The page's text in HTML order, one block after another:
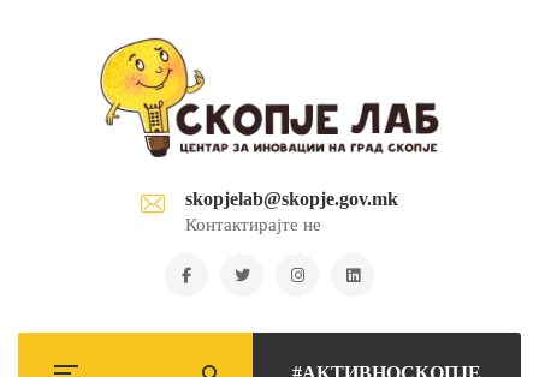
skopjelab@skopje.gov.mk
Контактирајте не
#АКТИВНОСКОПЈЕ